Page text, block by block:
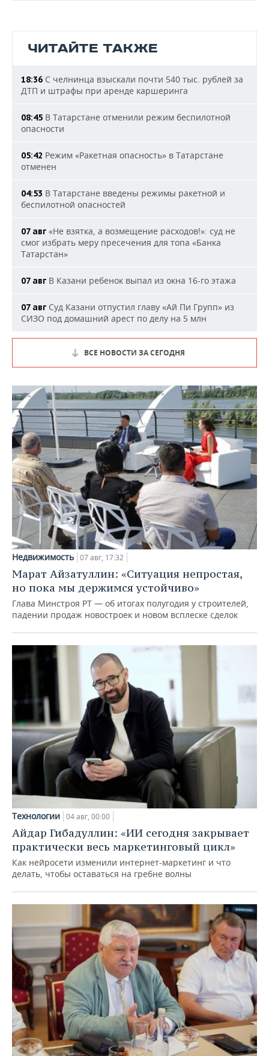
ЧИТАЙТЕ ТАКЖЕ
18:36 С челнинца взыскали почти 540 тыс. рублей за
ДТП и штрафы при аренде каршеринга
08:45 В Татарстане отменили режим беспилотной
опасности
05:42 Режим «Ракетная опасность» в Татарстане
отменен
04:53 В Татарстане введены режимы ракетной и
беспилотной опасностей
07 авг «Не взятка, а возмещение расходов!»: суд не
смог избрать меру пресечения для топа «Банка
Татарстан»
07 авг В Казани ребенок выпал из окна 16-го этажа
07 авг Суд Казани отпустил главу «Ай Пи Групп» из
СИЗО под домашний арест по делу на 5 млн
ВСЕ НОВОСТИ ЗА СЕГОДНЯ
Недвижимость 07 авг, 17:32
Марат Айзатуллин: «Ситуация непростая,
но пока мы держимся устойчиво»
Глава Минстроя РТ — об итогах полугодия у строителей,
падении продаж новостроек и новом всплеске сделок
Технологии 04 авг, 00:00
Айдар Гибадуллин: «ИИ сегодня закрывает
практически весь маркетинговый цикл»
Как нейросети изменили интернет-маркетинг и что
делать, чтобы оставаться на гребне волны